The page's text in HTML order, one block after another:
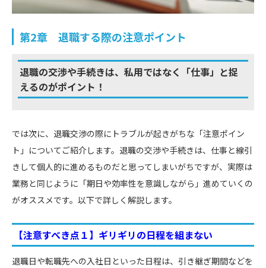
第2章 退職する際の注意ポイント
退職の交渉や手続きは、私用ではなく「仕事」と捉
えるのがポイント！
では次に、退職交渉の際にトラブルが起きがちな「注意ポイン
ト」についてご紹介します。退職の交渉や手続きは、仕事と線引
きして個人的に進めるものだと思ってしまいがちですが、実際は
業務と同じように「期日や効率性を意識しながら」進めていくの
がオススメです。以下で詳しく解説します。
【注意すべき点１】ギリギリの日程を組まない
退職日や転職先への入社日といった日程は、引き継ぎ期間などを